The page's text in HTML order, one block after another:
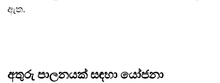
ඇත.
අතුරු පාලනයක් සඳහා යෝජනා